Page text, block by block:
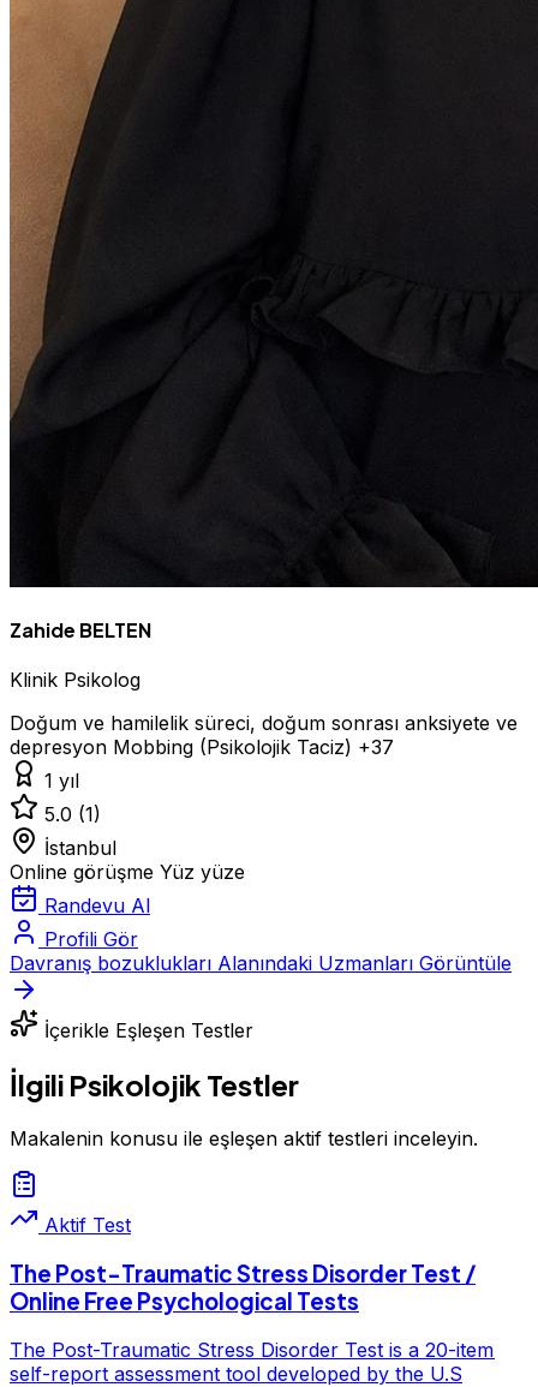
Zahide BELTEN
Klinik Psikolog
Doğum ve hamilelik süreci, doğum sonrası anksiyete ve
depresyon Mobbing (Psikolojik Taciz) +37
1 yıl
5.0 (1)
İstanbul
Online görüşme Yüz yüze
Randevu Al
Profili Gör
Davranış bozuklukları Alanındaki Uzmanları Görüntüle
İçerikle Eşleşen Testler
İlgili Psikolojik Testler
Makalenin konusu ile eşleşen aktif testleri inceleyin.
Aktif Test
The Post-Traumatic Stress Disorder Test /
Online Free Psychological Tests
The Post-Traumatic Stress Disorder Test is a 20-item
self-report assessment tool developed by the U.S